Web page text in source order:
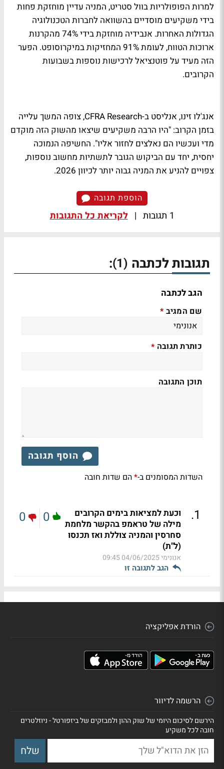
למרות הפופולריות בוול סטריט, המניה עדיין מוחזקת פחות
בידי משקיעים מוסדיים בהשוואה לחברות הטכנולוגיה
הגדולות האחרות. אנבידיה מוחזקת בידי 74% מהקרנות
ארוכות הטווח, לעומת 91% המחזיקות במיקרוסופט. הפער
הזה מעיד על פוטנציאל לרכישות נוספות בשבועות
הקרובים.
אנג'לו זינו, אנליסט ב-CFRA Research, צופה המשך עלייה
בזמן הקרוב: "היו הרבה משקיעים שיצאו מהשוק הזה מוקדם
מדי ועכשיו הם נאלצים לחזור אליו". החשיפה הנמוכה
יחסית, יחד עם הביקוש הגובר לתשתיות מחשוב נוספות,
צפויים להניע את המניה גבוה יותר לכיוון 2026.
הוספת תגובה
1 תגובות | לקריאת כל התגובות
תגובות לכתבה (1)
:
הגב לכתבה
שם המגיב *
כותרת תגובה *
תוכן התגובה
הוסף תגובה
השדות המסומנים ב-*הם שדות חובה
1
.
וכעת למציאות בימים הקרובים
מילה של טראמפ בהקשר מלחמת
סחרסין והמניה צוללת ואז תכנסו
(ל"ת)
אנונימי04/06/2025 09:45
הגב לתגובה זו
0
0
הורדת אפליקציה
הרשמה לדיוור
הירשם לסיכום היומי של שוק ההון ולמבזקים של ביזפורטל - ניוזלטרים
חובה לכל משקיע